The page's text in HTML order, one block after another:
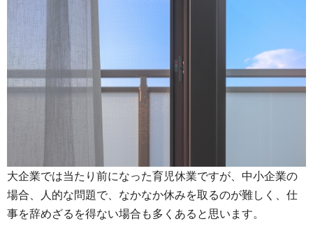
大企業では当たり前になった育児休業ですが、中小企業の
場合、人的な問題で、なかなか休みを取るのが難しく、仕
事を辞めざるを得ない場合も多くあると思います。